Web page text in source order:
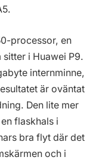
processor, en
i Huawei P9.
internminne,
är oväntat
Den lite mer
flaskhals i
bra flyt där det
och i